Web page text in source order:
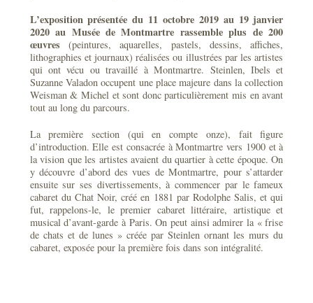
L’exposition présentée du 11 octobre 2019 au 19 janvier
2020 au Musée de Montmartre rassemble plus de 200
œuvres (peintures, aquarelles, pastels, dessins, affiches,
lithographies et journaux) réalisées ou illustrées par les artistes
qui ont vécu ou travaillé à Montmartre. Steinlen, Ibels et
Suzanne Valadon occupent une place majeure dans la collection
Weisman & Michel et sont donc particulièrement mis en avant
tout au long du parcours.
La première section (qui en compte onze), fait figure
d’introduction. Elle est consacrée à Montmartre vers 1900 et à
la vision que les artistes avaient du quartier à cette époque. On
y découvre d’abord des vues de Montmartre, pour s’attarder
ensuite sur ses divertissements, à commencer par le fameux
cabaret du Chat Noir, créé en 1881 par Rodolphe Salis, et qui
fut, rappelons-le, le premier cabaret littéraire, artistique et
musical d’avant-garde à Paris. On peut ainsi admirer la « frise
de chats et de lunes » créée par Steinlen ornant les murs du
cabaret, exposée pour la première fois dans son intégralité.